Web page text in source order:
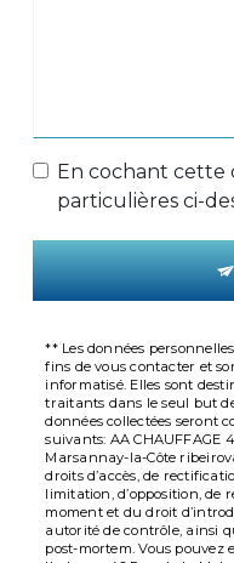
En cochant cette
particulières ci-
** Les données
fins de vous contacter et
informatisé. Elles sont
traitants dans le seul but
données collectées seront
suivants: AA CHAUFFAGE
Marsannay-la-Côte
droits d’accès, de
limitation, d’opposition, de
moment et du droit
autorité de contrôle, ainsi
post-mortem. Vous pouvez